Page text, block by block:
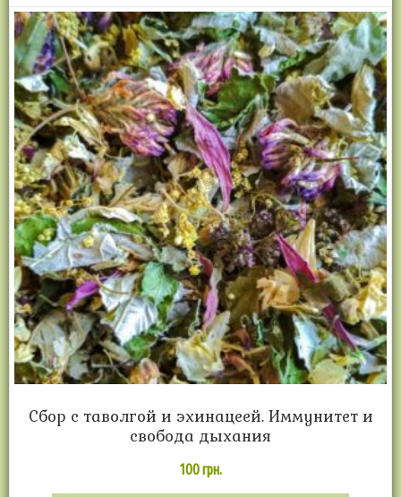
Cбор с таволгой и эхинацеей. Иммунитет и
свобода дыхания
100грн.